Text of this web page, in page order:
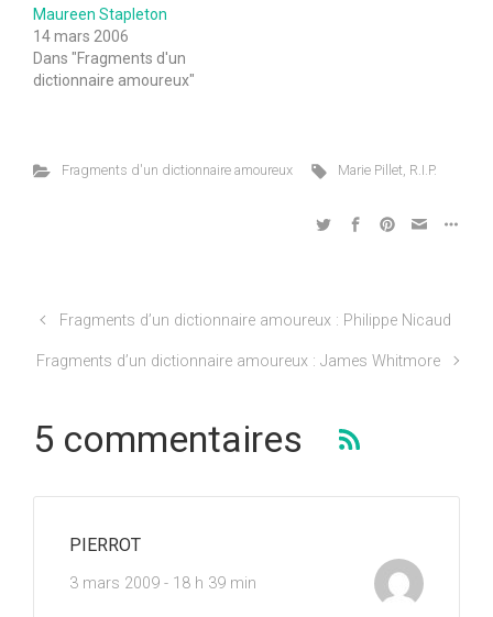
Maureen Stapleton
14 mars 2006
Dans "Fragments d'un
dictionnaire amoureux"
Fragments d'un dictionnaire amoureux Marie Pillet, R.I.P.
Fragments d’un dictionnaire amoureux : Philippe Nicaud
Fragments d’un dictionnaire amoureux : James Whitmore
5 commentaires
PIERROT
3 mars 2009 - 18 h 39 min